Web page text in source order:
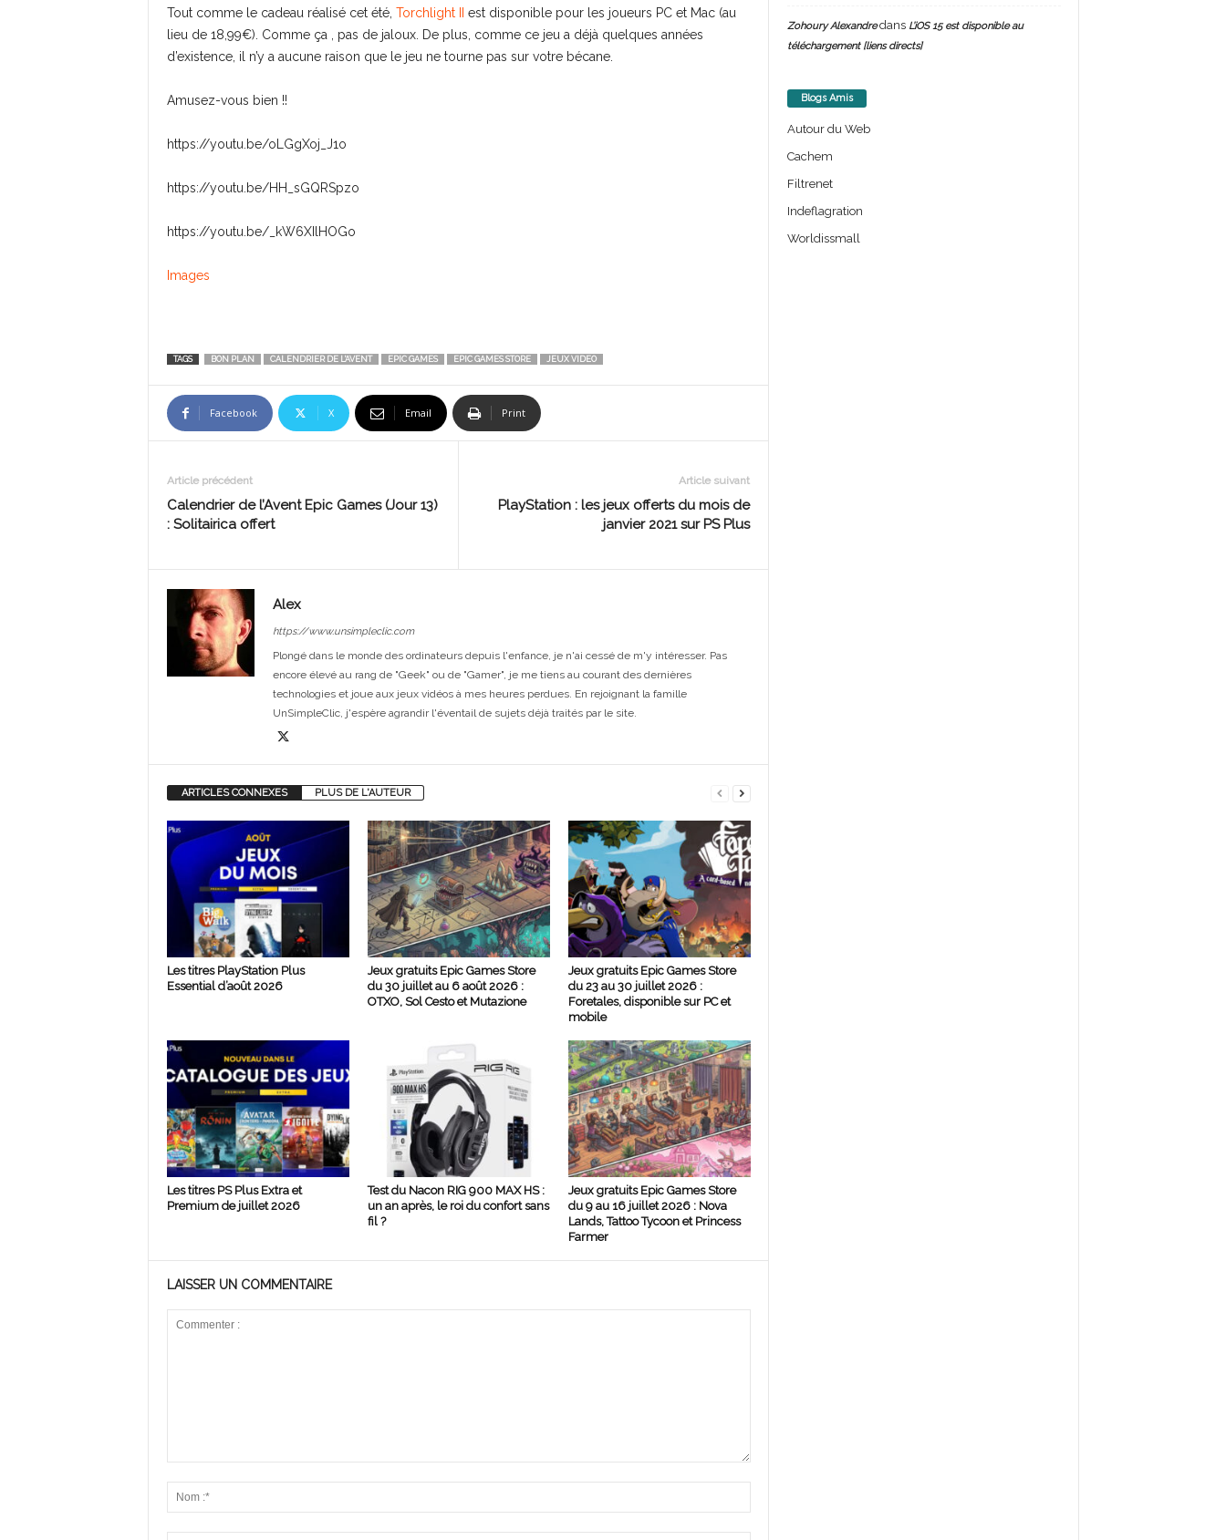
Tout comme le cadeau réalisé cet été, Torchlight II
est disponible pour les joueurs PC et Mac (au
lieu de 18,99€). Comme ça , pas de jaloux. De plus, comme ce jeu a déjà quelques années
d’existence, il n’y a aucune raison que le jeu ne tourne pas sur votre bécane.
Amusez-vous bien !!
https://youtu.be/oLGgXoj_J1o
https://youtu.be/HH_sGQRSpzo
https://youtu.be/_kW6XIlHOGo
Images
TAGS BON PLAN CALENDRIER DE L'AVENT EPIC GAMES EPIC GAMES STORE JEUX VIDEO
Facebook X Email Print
Article précédent
Calendrier de l’Avent Epic Games (Jour 13)
: Solitairica offert
Article suivant
PlayStation : les jeux offerts du mois de
janvier 2021 sur PS Plus
Alex
https://www.unsimpleclic.com
Plongé dans le monde des ordinateurs depuis l'enfance, je n'ai cessé de m'y intéresser. Pas
encore élevé au rang de "Geek" ou de "Gamer", je me tiens au courant des dernières
technologies et joue aux jeux vidéos à mes heures perdues. En rejoignant la famille
UnSimpleClic, j'espère agrandir l'éventail de sujets déjà traités par le site.
ARTICLES CONNEXES PLUS DE L'AUTEUR
Les titres PlayStation Plus
Essential d’août 2026
Jeux gratuits Epic Games Store
du 30 juillet au 6 août 2026 :
OTXO, Sol Cesto et Mutazione
Jeux gratuits Epic Games Store
du 23 au 30 juillet 2026 :
Foretales, disponible sur PC et
mobile
Les titres PS Plus Extra et
Premium de juillet 2026
Test du Nacon RIG 900 MAX HS :
un an après, le roi du confort sans
fil ?
Jeux gratuits Epic Games Store
du 9 au 16 juillet 2026 : Nova
Lands, Tattoo Tycoon et Princess
Farmer
LAISSER UN COMMENTAIRE
Zohoury Alexandredans L’iOS 15 est disponible au
téléchargement [liens directs]
Blogs Amis
Autour du Web
Cachem
Filtrenet
Indeflagration
Worldissmall